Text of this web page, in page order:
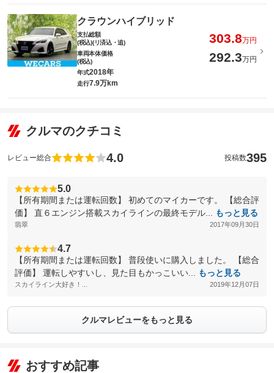
クラウンハイブリッド
支払総額
(税込)(リ済込・追)
303.8万円
車両本体価格
(税込)
292.3万円
年式2018年
走行7.9万km
クルマのクチコミ
レビュー総合 4.0 投稿数395
5.0
【所有期間または運転回数】 初めてのマイカーです。 【総合評
価】 直６エンジン搭載スカイラインの最終モデル...
もっと見る
翡翠 2017年09月30日
4.7
【所有期間または運転回数】 普段使いに購入しました。 【総合
評価】 運転しやすいし、見た目もかっこいい...
もっと見る
スカイライン大好き！... 2019年12月07日
クルマレビューをもっと見る
おすすめ記事